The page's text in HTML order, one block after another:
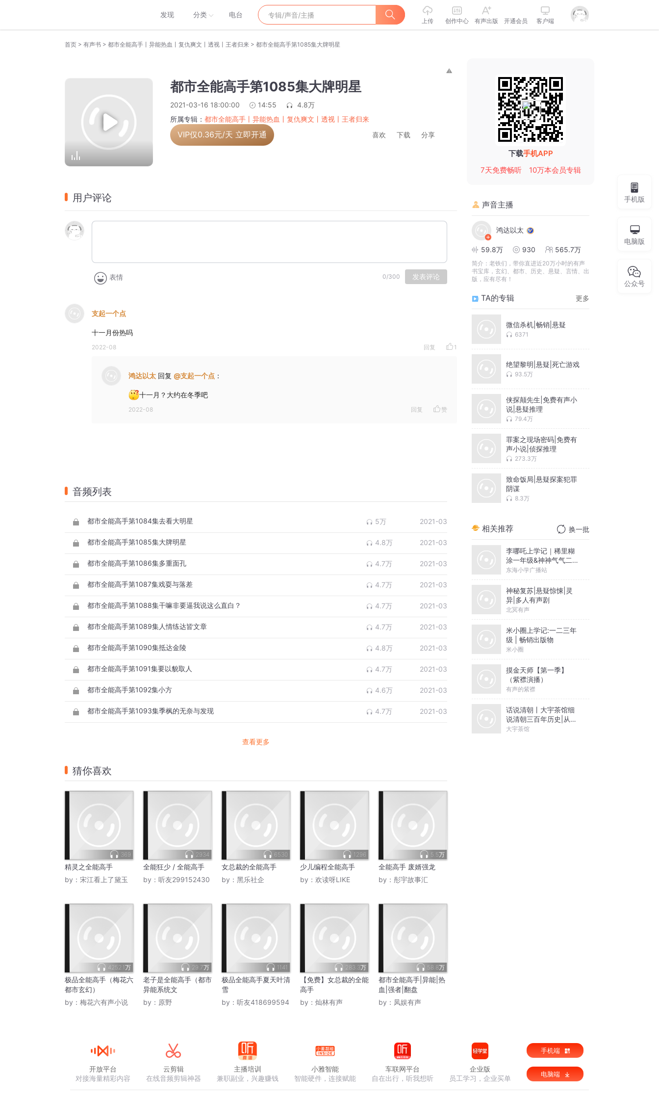
发现 分类 电台
上传 创作中心 有声出版 开通会员 客户端
首页 > 有声书 > 都市全能高手丨异能热血丨复仇爽文丨透视丨王者归来 > 都市全能高手第1085集大牌明星
都市全能高手第1085集大牌明星
2021-03-16 18:00:00 14:55
4.8万
所属专辑： 都市全能高手丨异能热血丨复仇爽文丨透视丨王者归来
VIP仅0.36元/天 立即开通 喜欢 下载 分享
用户评论
表情 0/300 发表评论
支起一个点
十一月份热吗
2022-08 回复 1
鸿达以太 回复 @支起一个点 ：
十一月？大约在冬季吧
2022-08 回复 赞
音频列表
都市全能高手第1084集去看大明星 5万 2021-03
都市全能高手第1085集大牌明星 4.8万 2021-03
都市全能高手第1086集多重面孔 4.7万 2021-03
都市全能高手第1087集戏耍与落差 4.7万 2021-03
都市全能高手第1088集干嘛非要逼我说这么直白？ 4.7万 2021-03
都市全能高手第1089集人情练达皆文章 4.7万 2021-03
都市全能高手第1090集抵达金陵 4.8万 2021-03
都市全能高手第1091集要以貌取人 4.7万 2021-03
都市全能高手第1092集小方 4.6万 2021-03
都市全能高手第1093集季枫的无奈与发现 4.7万 2021-03
查看更多
猜你喜欢
369
精灵之全能高手
by： 宋江看上了黛玉
2934
全能狂少 / 全能高手
by： 听友299152430
6530
女总裁的全能高手
by： 黑乐社企
1296
少儿编程全能高手
by： 欢读呀LIKE
5.5万
全能高手 废婿强龙
by： 彤宇故事汇
4252.1万
极品全能高手（梅花六
都市玄幻）
by： 梅花六有声小说
29.7万
老子是全能高手（都市
异能系统文
by： 原野
1141
极品全能高手夏天叶清
雪
by： 听友418699594
283.3万
【免费】女总裁的全能
高手
by： 灿林有声
58.8万
都市全能高手|异能|热
血|强者|翻盘
by： 凤娱有声
下载手机APP
7天免费畅听
10万本会员专辑
声音主播
鸿达以太
59.8万 930 565.7万
简介： 老铁们，带你直进近20万小时的有声
书宝库，玄幻、都市、历史、悬疑、言情、出
版，应有尽有！
TA的专辑 更多
微信杀机|畅销|悬疑
6371
绝望黎明|悬疑|死亡游戏
93.5万
侠探颠先生|免费有声小
说|悬疑推理
79.4万
罪案之现场密码|免费有
声小说|侦探推理
273.3万
致命饭局|悬疑探案犯罪
阴谋
8.3万
相关推荐 换一批
李哪吒上学记｜稀里糊
涂一年级&神神气气二年
级
东海小学广播站
神秘复苏|悬疑惊悚|灵
异|多人有声剧
北冥有声
米小圈上学记:一二三年
级 | 畅销出版物
米小圈
摸金天师【第一季】
（紫襟演播）
有声的紫襟
话说清朝丨大宇茶馆细
说清朝三百年历史|从努
尔哈赤到末代皇帝溥仪|
大宇茶馆
手机版
电脑版
公众号
开放平台
对接海量精彩内容
云剪辑
在线音频剪辑神器
主播培训
兼职副业，兴趣赚钱
小雅智能
智能硬件，连接赋能
车联网平台
自在出行，听我想听
企业版
员工学习，企业买单
手机端
电脑端